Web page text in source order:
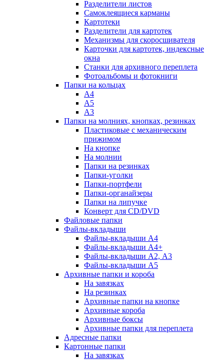
Разделители листов
Самоклеящиеся карманы
Картотеки
Разделители для картотек
Механизмы для скоросшивателя
Карточки для картотек, индексные
окна
Станки для архивного переплета
Фотоальбомы и фотокниги
Папки на кольцах
А4
А5
А3
Папки на молниях, кнопках, резинках
Пластиковые с механическим
прижимом
На кнопке
На молнии
Папки на резинках
Папки-уголки
Папки-портфели
Папки-органайзеры
Папки на липучке
Конверт для CD/DVD
Файловые папки
Файлы-вкладыши
Файлы-вкладыши А4
Файлы-вкладыши А4+
Файлы-вкладыши А2, А3
Файлы-вкладыши А5
Архивные папки и короба
На завязках
На резинках
Архивные папки на кнопке
Архивные короба
Архивные боксы
Архивные папки для переплета
Адресные папки
Картонные папки
На завязках